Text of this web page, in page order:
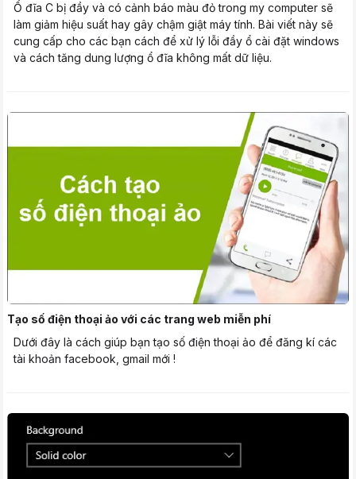
Ổ đĩa C bị đầy và có cảnh báo màu đỏ trong my computer sẽ
làm giảm hiệu suất hay gây chậm giật máy tính. Bài viết này sẽ
cung cấp cho các bạn cách để xử lý lỗi đầy ổ cài đặt windows
và cách tăng dung lượng ổ đĩa không mất dữ liệu.
Tạo số điện thoại ảo với các trang web miễn phí
Dưới đây là cách giúp bạn tạo số điện thoại ảo để đăng kí các
tài khoản facebook, gmail mới !